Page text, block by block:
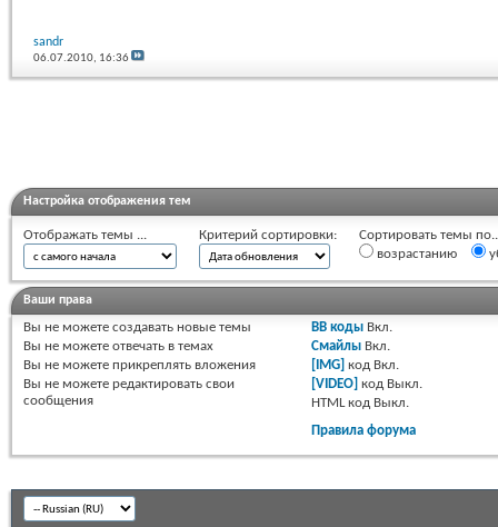
sandr
06.07.2010, 16:36
Настройка отображения тем
Отображать темы ... Критерий сортировки:
Сортировать темы
возрастанию
Ваши права
Вы не можете создавать новые темы
Вы не можете отвечать в темах
Вы не можете прикреплять вложения
Вы не можете редактировать свои
сообщения
BB коды Вкл.
Смайлы Вкл.
[IMG] код Вкл.
[VIDEO] код Выкл.
HTML код Выкл.
Правила форума